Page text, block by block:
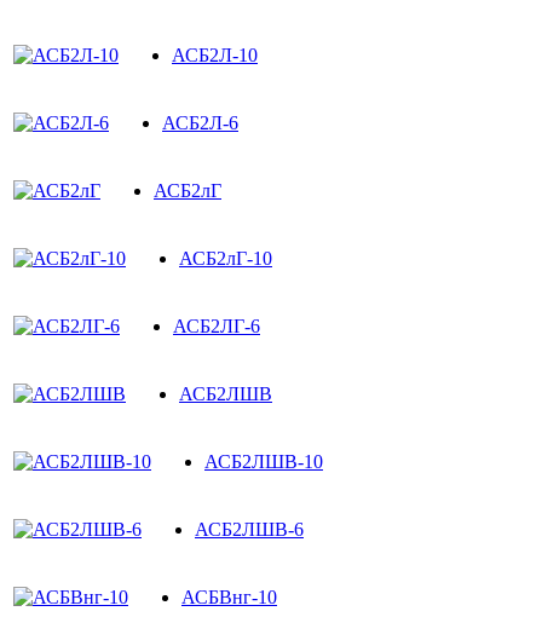
АСБ2Л-10
АСБ2Л-6
АСБ2лГ
АСБ2лГ-10
АСБ2ЛГ-6
АСБ2ЛШВ
АСБ2ЛШВ-10
АСБ2ЛШВ-6
АСБВнг-10